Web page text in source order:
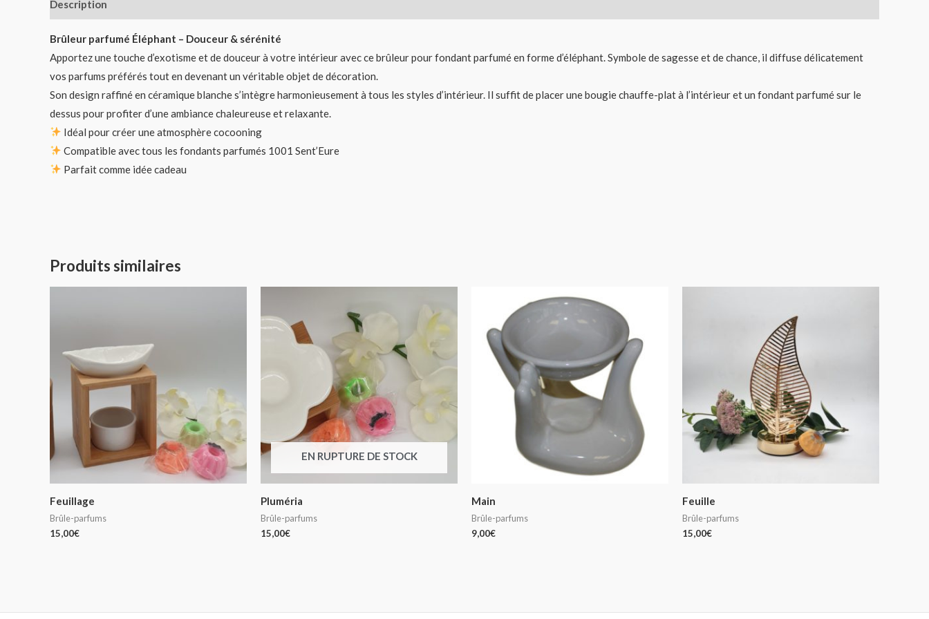
Description
Brûleur parfumé Éléphant – Douceur & sérénité
Apportez une touche d’exotisme et de douceur à votre intérieur avec ce brûleur pour fondant parfumé en forme d’éléphant. Symbole de sagesse et de chance, il diffuse délicatement
vos parfums préférés tout en devenant un véritable objet de décoration.
Son design raffiné en céramique blanche s’intègre harmonieusement à tous les styles d’intérieur. Il suffit de placer une bougie chauffe-plat à l’intérieur et un fondant parfumé sur le
dessus pour profiter d’une ambiance chaleureuse et relaxante.
Idéal pour créer une atmosphère cocooning
Compatible avec tous les fondants parfumés 1001 Sent’Eure
Parfait comme idée cadeau
Produits similaires
Feuillage
Brûle-parfums
15,00€
EN RUPTURE DE STOCK
Pluméria
Brûle-parfums
15,00€
Main
Brûle-parfums
9,00€
Feuille
Brûle-parfums
15,00€